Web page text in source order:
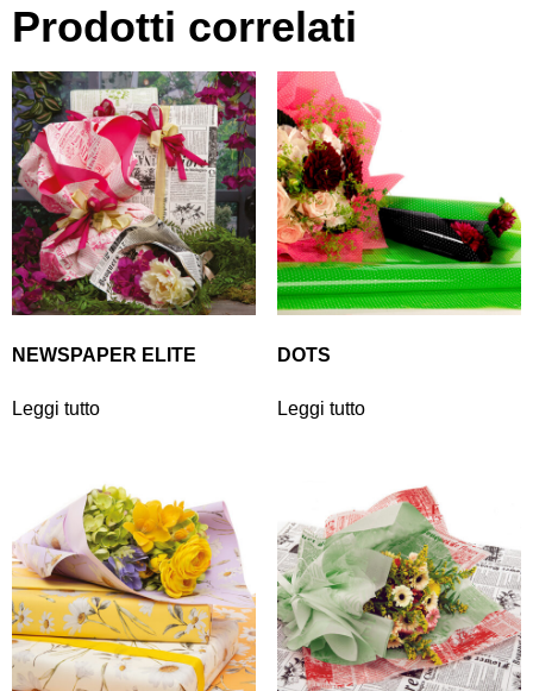
Prodotti correlati
NEWSPAPER ELITE
Leggi tutto
DOTS
Leggi tutto